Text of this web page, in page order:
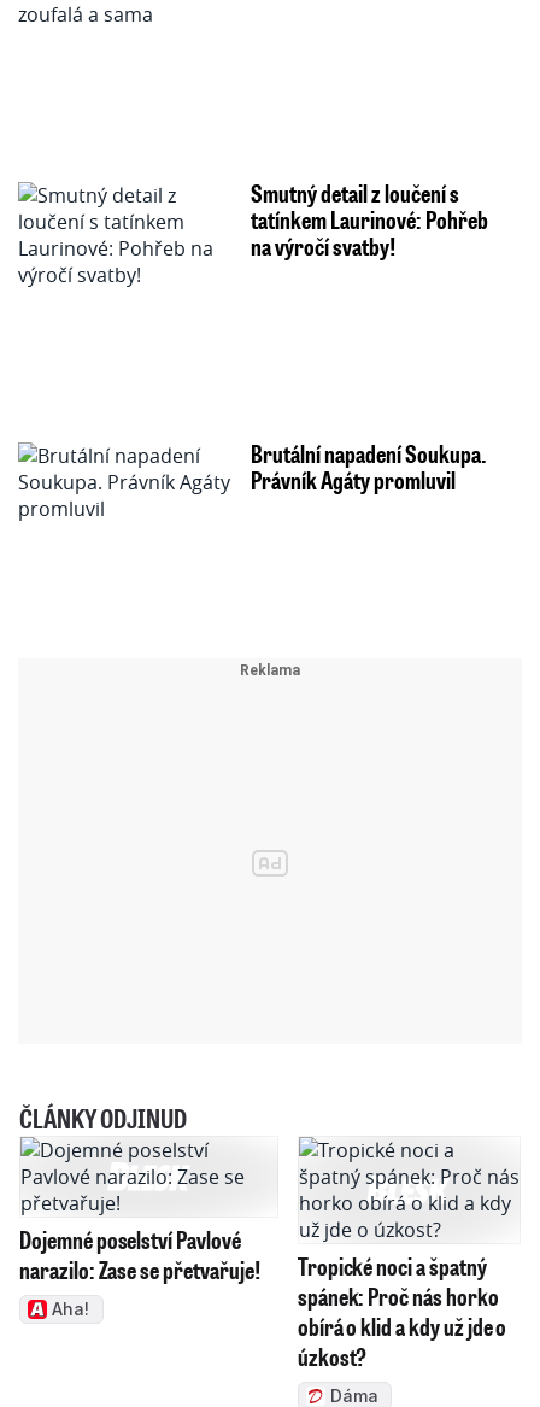
Smutný detail z loučení s
tatínkem Laurinové: Pohřeb
na výročí svatby!
Brutální napadení Soukupa.
Právník Agáty promluvil
ČLÁNKY ODJINUD
Dojemné poselství Pavlové
narazilo: Zase se přetvařuje!
Aha!
Tropické noci a špatný
spánek: Proč nás horko
obírá o klid a kdy už jde o
úzkost?
Dáma